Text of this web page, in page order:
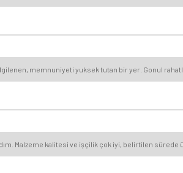
memnuniyeti yuksek tutan bir yer. Gonul
Malzeme kalitesi ve işçilik çok iyi, belirtilen sürede